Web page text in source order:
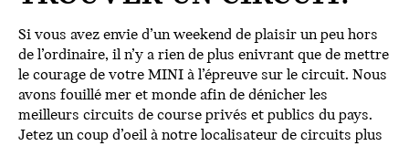
Si vous avez envie d’un weekend de plaisir un peu hors
de l’ordinaire, il n’y a rien de plus enivrant que de mettre
le courage de votre MINI à l’épreuve sur le circuit. Nous
avons fouillé mer et monde afin de dénicher les
meilleurs circuits de course privés et publics du pays.
Jetez un coup d’oeil à notre localisateur de circuits plus